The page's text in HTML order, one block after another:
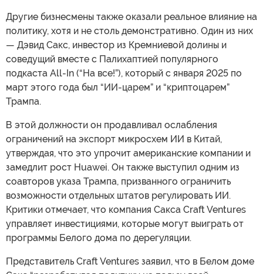
Другие бизнесмены также оказали реальное влияние на
политику, хотя и не столь демонстративно. Один из них
— Дэвид Сакс, инвестор из Кремниевой долины и
соведущий вместе с Палихаптией популярного
подкаста All-In (“На все!”), который с января 2025 по
март этого года был “ИИ-царем” и “криптоцарем”
Трампа.
В этой должности он продавливал ослабления
ограничений на экспорт микросхем ИИ в Китай,
утверждая, что это упрочит американские компании и
замедлит рост Huawei. Он также выступил одним из
соавторов указа Трампа, призванного ограничить
возможности отдельных штатов регулировать ИИ.
Критики отмечает, что компания Сакса Craft Ventures
управляет инвестициями, которые могут выиграть от
программы Белого дома по дерегуляции.
Представитель Craft Ventures заявил, что в Белом доме